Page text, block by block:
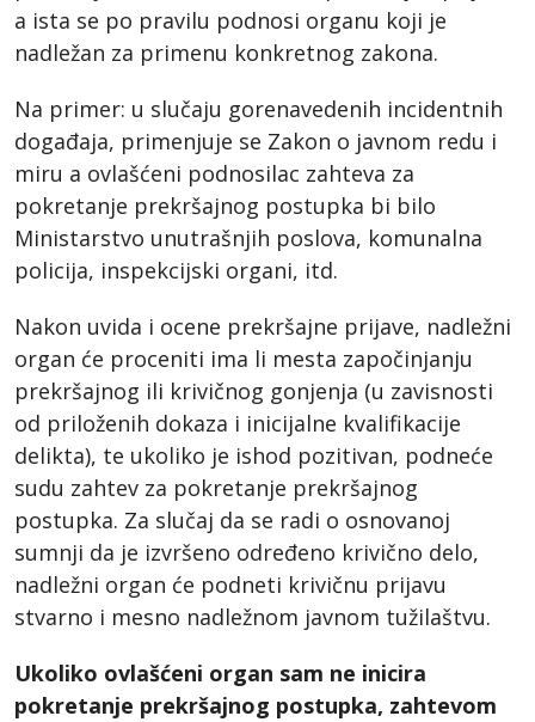
a ista se po pravilu podnosi organu koji je
nadležan za primenu konkretnog zakona.
Na primer: u slučaju gorenavedenih incidentnih
događaja, primenjuje se Zakon o javnom redu i
miru a ovlašćeni podnosilac zahteva za
pokretanje prekršajnog postupka bi bilo
Ministarstvo unutrašnjih poslova, komunalna
policija, inspekcijski organi, itd.
Nakon uvida i ocene prekršajne prijave, nadležni
organ će proceniti ima li mesta započinjanju
prekršajnog ili krivičnog gonjenja (u zavisnosti
od priloženih dokaza i inicijalne kvalifikacije
delikta), te ukoliko je ishod pozitivan, podneće
sudu zahtev za pokretanje prekršajnog
postupka. Za slučaj da se radi o osnovanoj
sumnji da je izvršeno određeno krivično delo,
nadležni organ će podneti krivičnu prijavu
stvarno i mesno nadležnom javnom tužilaštvu.
Ukoliko ovlašćeni organ sam ne inicira
pokretanje prekršajnog postupka, zahtevom